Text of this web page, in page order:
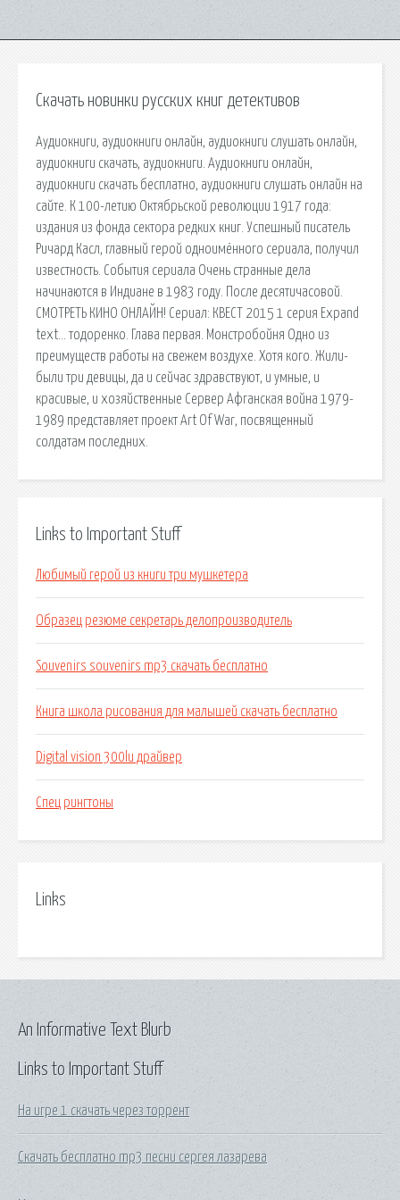
Скачать новинки русских книг детективов
Аудиокниги, аудиокниги онлайн, аудиокниги слушать онлайн,
аудиокниги скачать, аудиокниги. Аудиокниги онлайн,
аудиокниги скачать бесплатно, аудиокниги слушать онлайн на
сайте. К 100-летию Октябрьской революции 1917 года:
издания из фонда сектора редких книг. Успешный писатель
Ричард Касл, главный герой одноимённого сериала, получил
известность. События сериала Очень странные дела
начинаются в Индиане в 1983 году. После десятичасовой.
СМОТРЕТЬ КИНО ОНЛАЙН! Сериал: КВЕСТ 2015 1 серия Expand
text… тодоренко. Глава первая. Монстробойня Одно из
преимуществ работы на свежем воздухе. Хотя кого. Жили-
были три девицы, да и сейчас здравствуют, и умные, и
красивые, и хозяйственные Сервер Афганская война 1979-
1989 представляет проект Art Of War, посвященный
солдатам последних.
Links to Important Stuff
Любимый герой из книги три мушкетера
Образец резюме секретарь делопроизводитель
Souvenirs souvenirs mp3 скачать бесплатно
Книга школа рисования для малышей скачать бесплатно
Digital vision 300lu драйвер
Спец рингтоны
Links
Links to Important Stuff
На игре 1 скачать через торрент
Скачать бесплатно mp3 песни сергея лазарева
An Informative Text Blurb